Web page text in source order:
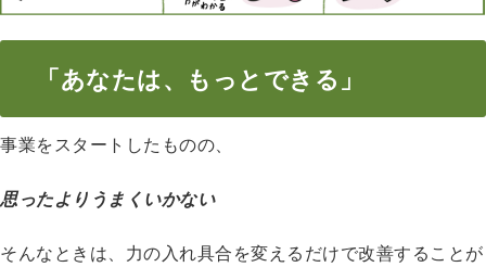
「あなたは、もっとできる」
事業をスタートしたものの、
思ったよりうまくいかない
そんなときは、力の入れ具合を変えるだけで改善することが